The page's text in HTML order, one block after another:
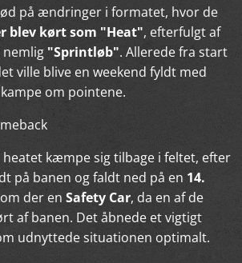
på ændringer i formatet, hvor de
blev kørt som "Heat", efterfulgt af
"Sprintløb". Allerede fra start
ville blive en weekend fyldt med
om pointene.
kæmpe sig tilbage i feltet, efter
på banen og faldt ned på en 14.
der en Safety Car, da en af de
af banen. Det åbnede et vigtigt
udnyttede situationen optimalt.